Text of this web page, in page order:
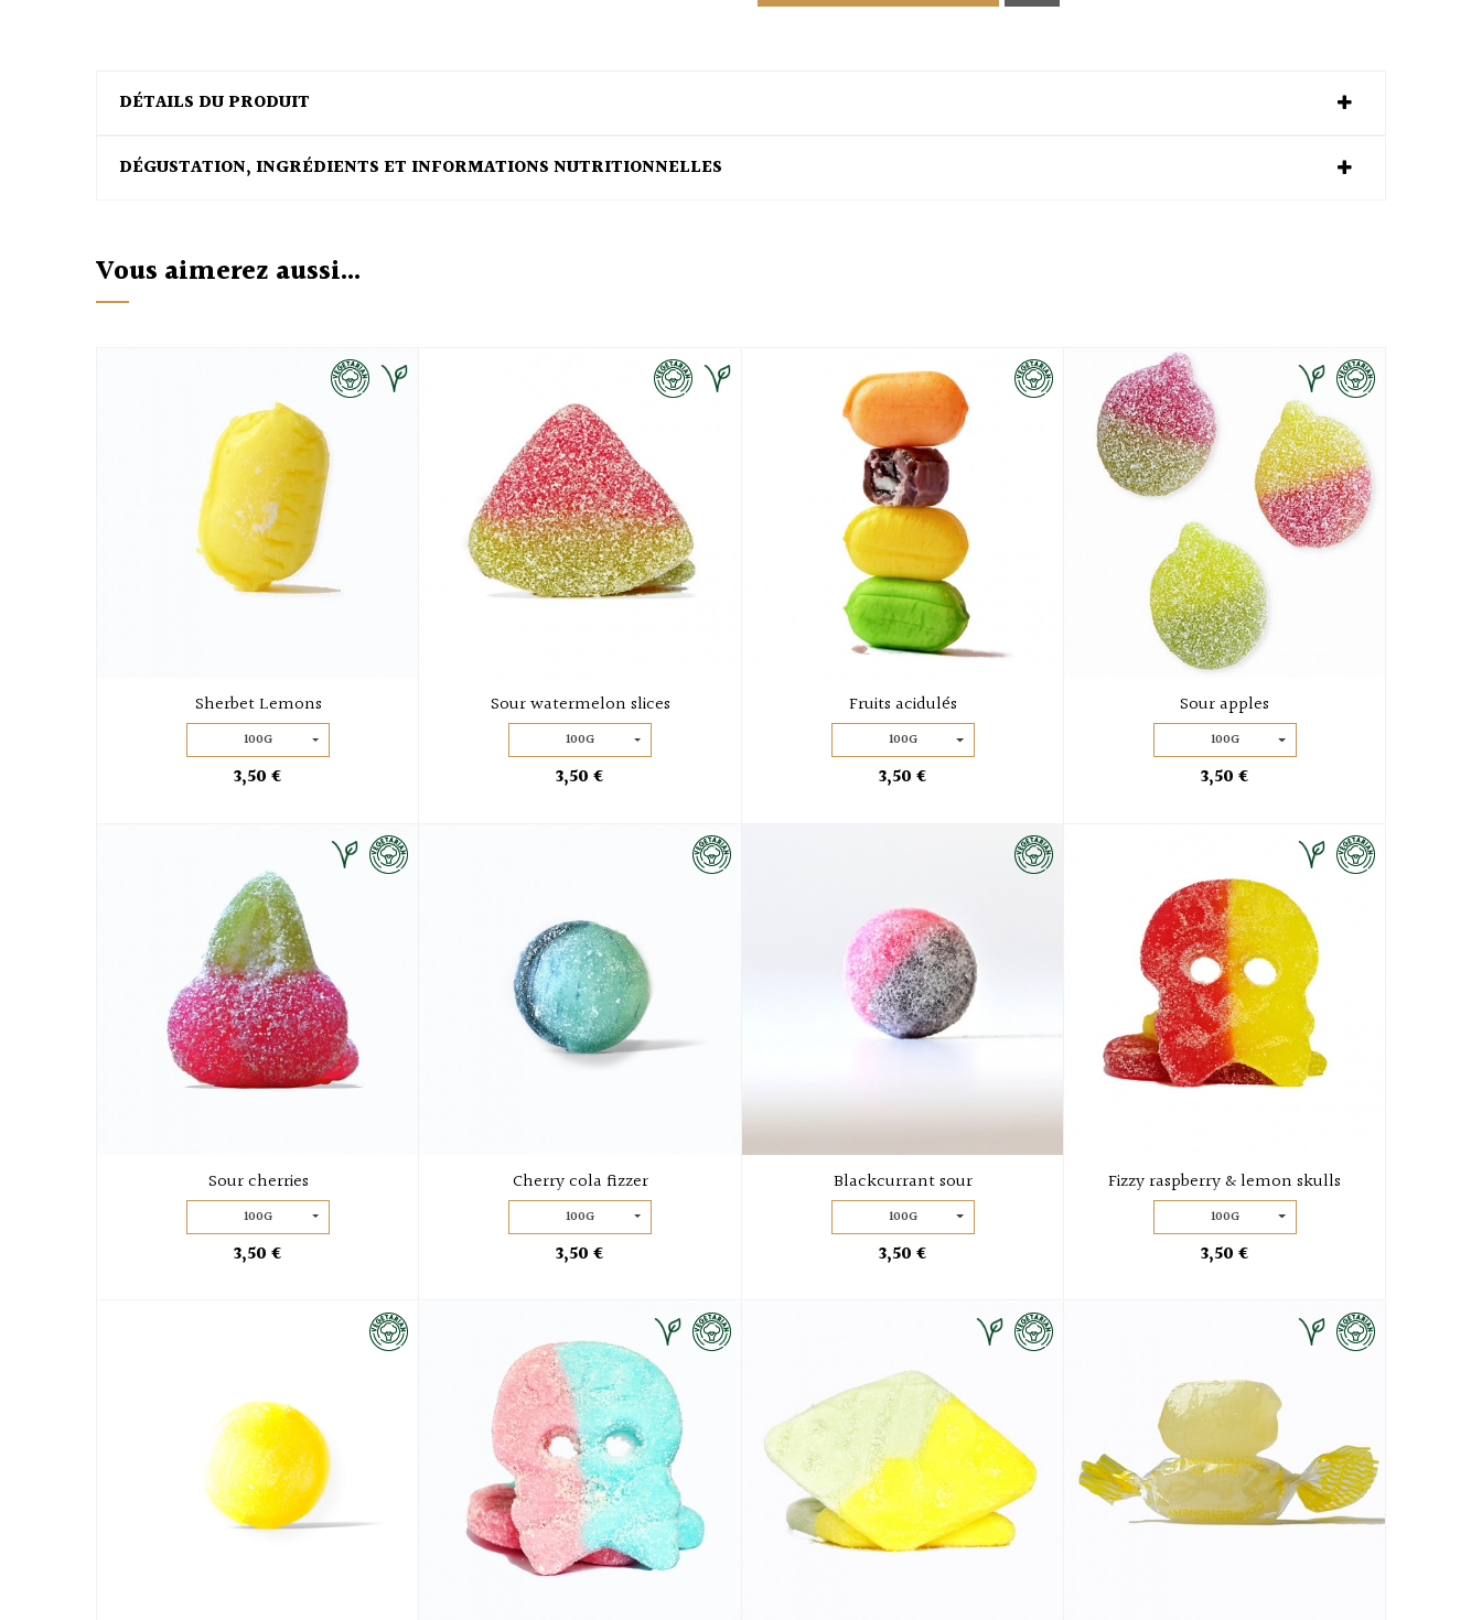
DÉTAILS DU PRODUIT
DÉGUSTATION, INGRÉDIENTS ET INFORMATIONS NUTRITIONNELLES
Vous aimerez aussi...
Sherbet Lemons
100G
3,50 €
Sour watermelon slices
100G
3,50 €
Fruits acidulés
100G
3,50 €
Sour apples
100G
3,50 €
Sour cherries
100G
3,50 €
Cherry cola fizzer
100G
3,50 €
Blackcurrant sour
100G
3,50 €
Fizzy raspberry & lemon skulls
100G
3,50 €